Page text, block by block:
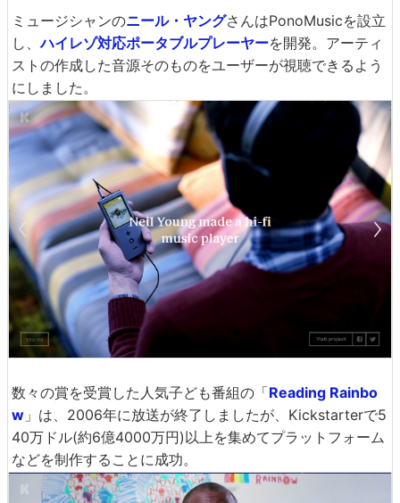
ミュージシャンのニール・ヤングさんはPonoMusicを設立
し、ハイレゾ対応ポータブルプレーヤーを開発。アーティ
ストの作成した音源そのものをユーザーが視聴できるよう
にしました。
数々の賞を受賞した人気子ども番組の「Reading Rainbo
w 」は、2006年に放送が終了しましたが、Kickstarterで5
40万ドル(約6億4000万円)以上を集めてプラットフォーム
などを制作することに成功。